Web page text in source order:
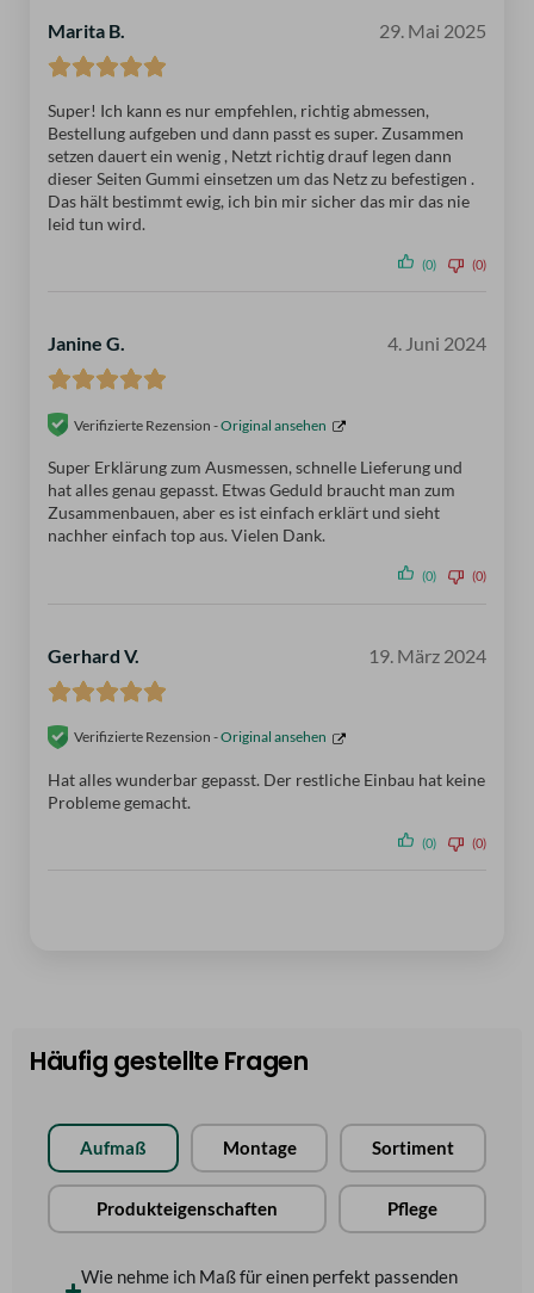
Marita B. 29. Mai 2025
Super! Ich kann es nur empfehlen, richtig abmessen,
Bestellung aufgeben und dann passt es super. Zusammen
setzen dauert ein wenig , Netzt richtig drauf legen dann
dieser Seiten Gummi einsetzen um das Netz zu befestigen .
Das hält bestimmt ewig, ich bin mir sicher das mir das nie
leid tun wird.
(0) (0)
Janine G. 4. Juni 2024
Verifizierte Rezension -Original ansehen
Super Erklärung zum Ausmessen, schnelle Lieferung und
hat alles genau gepasst. Etwas Geduld braucht man zum
Zusammenbauen, aber es ist einfach erklärt und sieht
nachher einfach top aus. Vielen Dank.
(0) (0)
Gerhard V. 19. März 2024
Verifizierte Rezension -Original ansehen
Hat alles wunderbar gepasst. Der restliche Einbau hat keine
Probleme gemacht.
(0) (0)
Häufig gestellte Fragen
Aufmaß Montage Sortiment
Produkteigenschaften Pflege
Wie nehme ich Maß für einen perfekt passenden